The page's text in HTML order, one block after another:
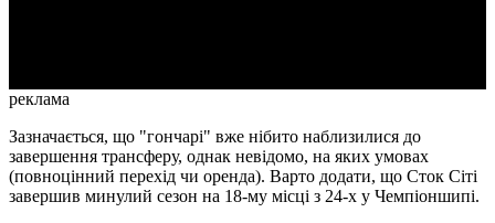
реклама
Зазначається, що "гончарі" вже нібито наблизилися до
завершення трансферу, однак невідомо, на яких умовах
(повноцінний перехід чи оренда). Варто додати, що Сток Сіті
завершив минулий сезон на 18-му місці з 24-х у Чемпіоншипі.